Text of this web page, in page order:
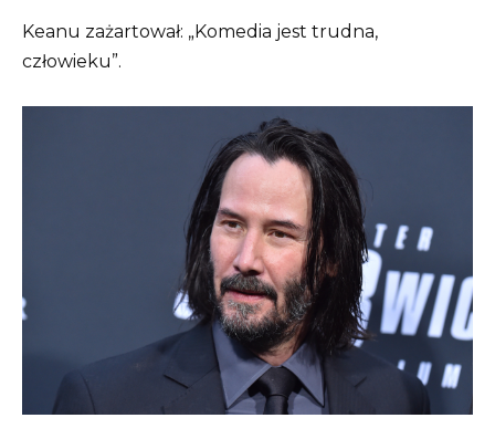
Keanu zażartował: „Komedia jest trudna,
człowieku”.